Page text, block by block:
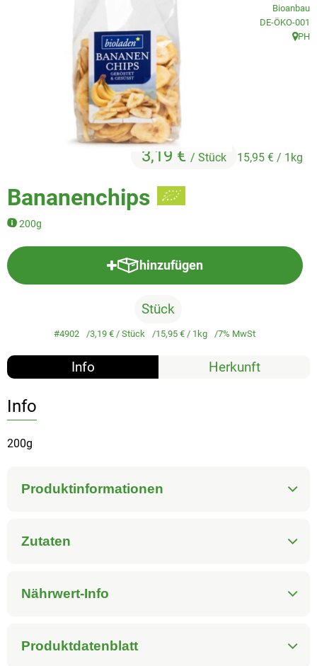
Backwaren
Trockensortiment
Natur-Drogerie
Großgebinde
Über uns
Bananenchips
200g
3,19 € / Stück 15,95 € / 1kg
Bioanbau
, Kontrollstelle:
DE-ÖKO-001
,
PH
hinzufügen
Produkt zum Warenkorb
Stück
#4902 3,19 €/ Stück 15,95 €/ 1kg 7% MwSt
Info Herkunft
Info
200g
Produktinformationen
Zutaten
Nährwert-Info
Produktdatenblatt